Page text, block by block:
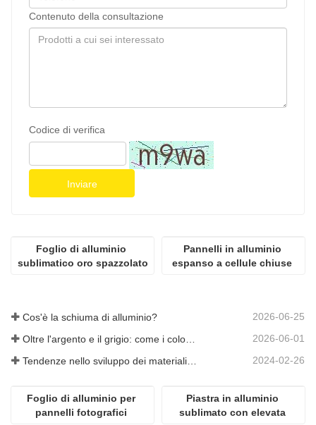
Contenuto della consultazione
Codice di verifica
Inviare
Foglio di alluminio
sublimatico oro spazzolato
Pannelli in alluminio
espanso a cellule chiuse
Cos'è la schiuma di alluminio? 2026-06-25
2026-06-01
Tendenze nello sviluppo dei materiali in alluminio 2024-02-26
Foglio di alluminio per
pannelli fotografici
Piastra in alluminio
sublimato con elevata